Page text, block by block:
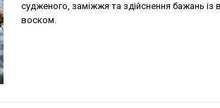
судженого, заміжжя та здійснення бажань із
воском.